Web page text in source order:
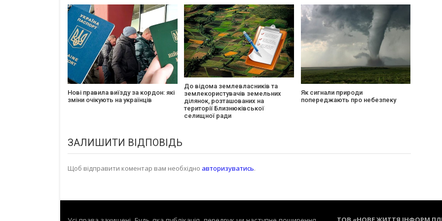
Нові правила виїзду за кордон: які
зміни очікують на українців
До відома землевласників та
землекористувачів земельних
ділянок, розташованих на
території Близнюківської
селищної ради
Як сигнали природи
попереджають про небезпеку
ЗАЛИШИТИ ВІДПОВІДЬ
Щоб відправити коментар вам необхідно авторизуватись.